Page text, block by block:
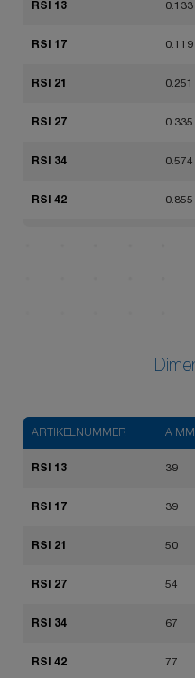
RSI 13 0.133
RSI 17 0.119
RSI 21 0.251
RSI 27 0.335
RSI 34 0.574
RSI 42 0.855
5.297
ARTIKELNUMMER A MM
RSI 13 39
RSI 17 39
RSI 21 50
RSI 27 54
RSI 34 67
RSI 42 77